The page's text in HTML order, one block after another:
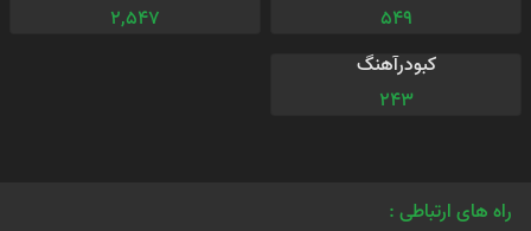
549
2,547
کبودرآهنگ
243
راه های ارتباطی :